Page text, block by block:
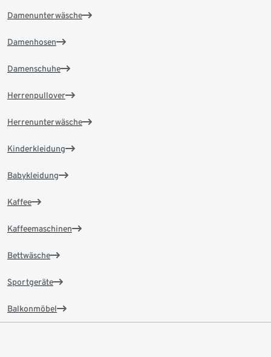
Damenunterwäsche
Damenhosen
Damenschuhe
Herrenpullover
Herrenunterwäsche
Kinderkleidung
Babykleidung
Kaffee
Kaffeemaschinen
Bettwäsche
Sportgeräte
Balkonmöbel